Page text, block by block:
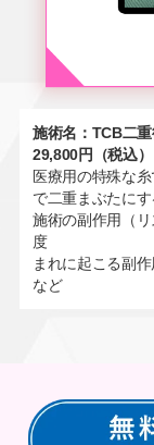
施術名：TCB二
29,800円（税込）
医療用の特殊な
で二重まぶたにす
施術の副作用（
度
まれに起こる副
など